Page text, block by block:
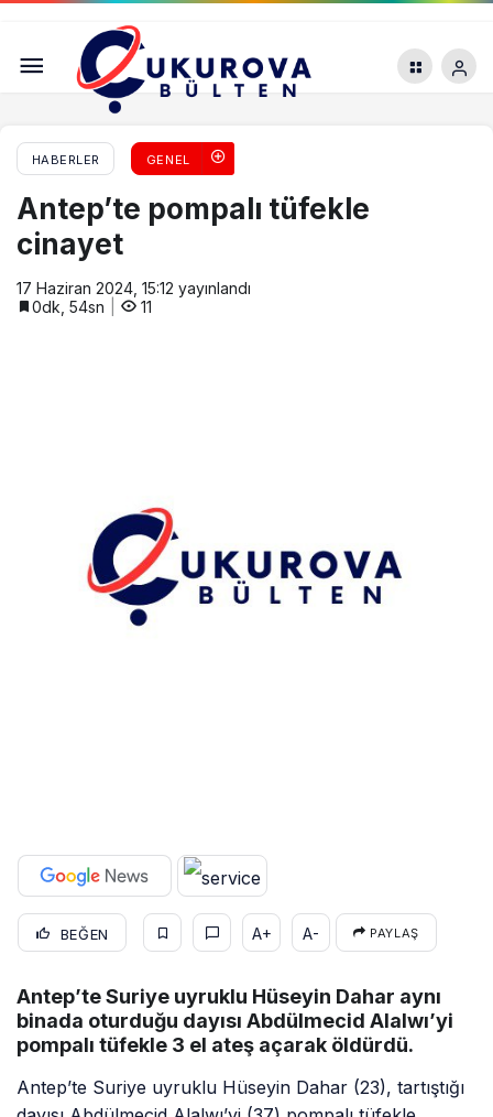
HABERLER GENEL
Antep’te pompalı tüfekle
cinayet
17 Haziran 2024, 15:12 yayınlandı
0dk, 54sn
11
BEĞEN A+ A- PAYLAŞ
Antep’te Suriye uyruklu Hüseyin Dahar aynı
binada oturduğu dayısı Abdülmecid Alalwı’yi
pompalı tüfekle 3 el ateş açarak öldürdü.
Antep’te Suriye uyruklu Hüseyin Dahar (23), tartıştığı
Mersin için uyarı: Su kıtlığı yaşanabilir